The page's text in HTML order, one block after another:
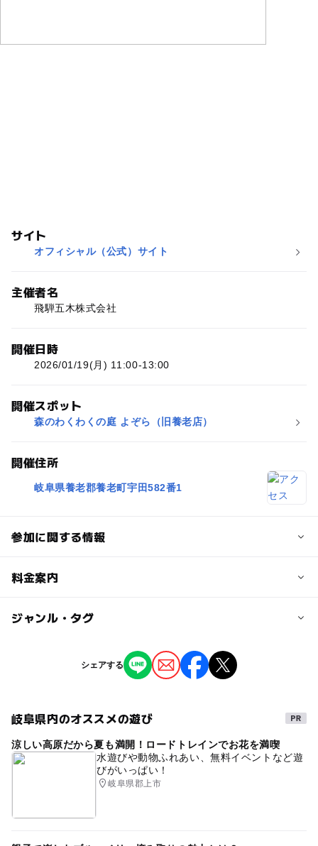
サイト
オフィシャル（公式）サイト
主催者名
飛騨五木株式会社
開催日時
2026/01/19(月) 11:00-13:00
開催スポット
森のわくわくの庭 よぞら（旧養老店）
開催住所
岐阜県養老郡養老町宇田582番1
参加に関する情報
対象年齢
料金案内
子供の料金
子供の料金詳細
大人の料金
無料
ジャンル・タグ
シェアする
岐阜県内のオススメの遊び
涼しい高原だから夏も満開！ロードトレインでお花を満喫
水遊びや動物ふれあい、無料イベントなど遊
びがいっぱい！
岐阜県郡上市